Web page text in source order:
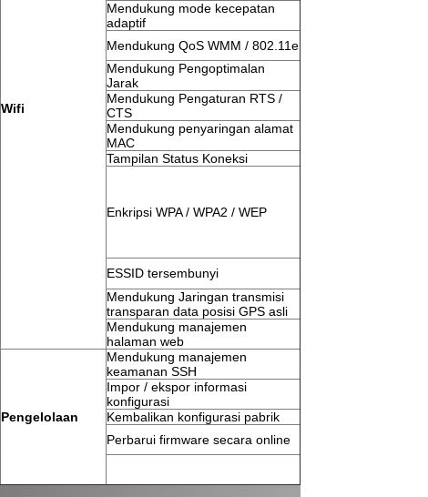
Wifi
Mendukung mode kecepatan
adaptif
Mendukung QoS WMM / 802.11e
Mendukung Pengoptimalan
Jarak
Mendukung Pengaturan RTS /
CTS
Mendukung penyaringan alamat
MAC
Tampilan Status Koneksi
Enkripsi WPA / WPA2 / WEP
ESSID tersembunyi
Mendukung Jaringan transmisi
transparan data posisi GPS asli
Mendukung manajemen
halaman web
Pengelolaan
Mendukung manajemen
keamanan SSH
Impor / ekspor informasi
konfigurasi
Kembalikan konfigurasi pabrik
Perbarui firmware secara online